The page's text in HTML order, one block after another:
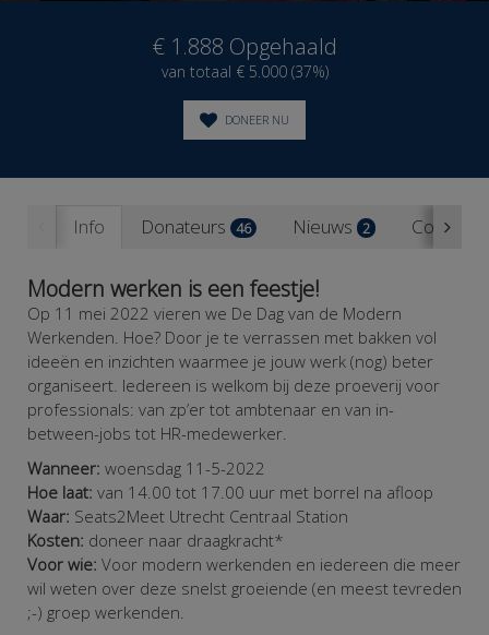
€ 1.888 Opgehaald
van totaal € 5.000 (37%)
DONEER NU
Info Donateurs 46 Nieuws 2 Contact
Modern werken is een feestje!
Op 11 mei 2022 vieren we De Dag van de Modern
Werkenden. Hoe? Door je te verrassen met bakken vol
ideeën en inzichten waarmee je jouw werk (nog) beter
organiseert. Iedereen is welkom bij deze proeverij voor
professionals: van zp’er tot ambtenaar en van in-
between-jobs tot HR-medewerker.
Wanneer: woensdag 11-5-2022
Hoe laat: van 14.00 tot 17.00 uur met borrel na afloop
Waar: Seats2Meet Utrecht Centraal Station
Kosten: doneer naar draagkracht*
Voor wie: Voor modern werkenden en iedereen die meer
wil weten over deze snelst groeiende (en meest tevreden
;-) groep werkenden.